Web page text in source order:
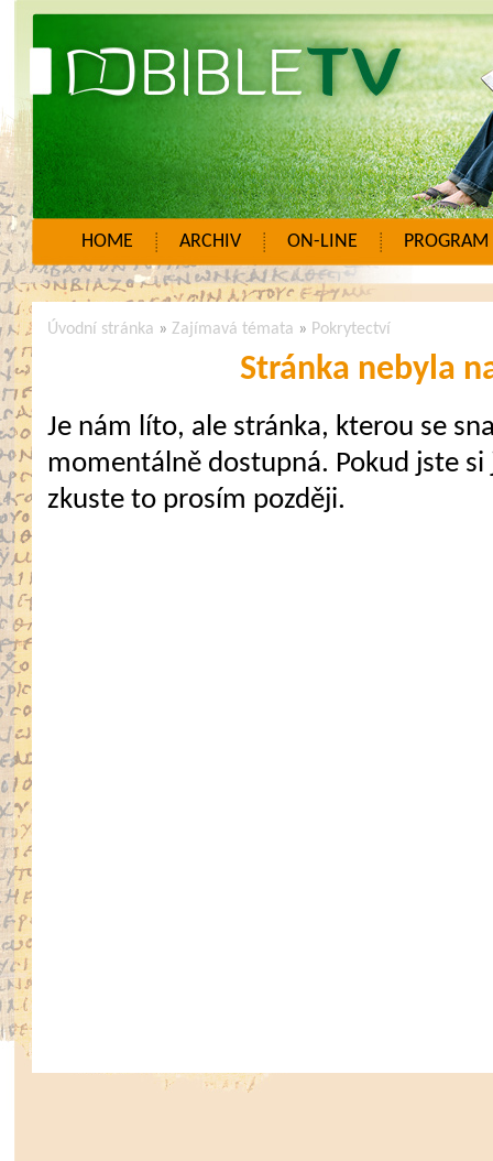
HOME ARCHIV ON-LINE PROGRAM
Úvodní stránka »Zajímavá témata » Pokrytectví
Stránka nebyla
Je nám líto, ale stránka, kterou se
momentálně dostupná. Pokud jste
zkuste to prosím později.